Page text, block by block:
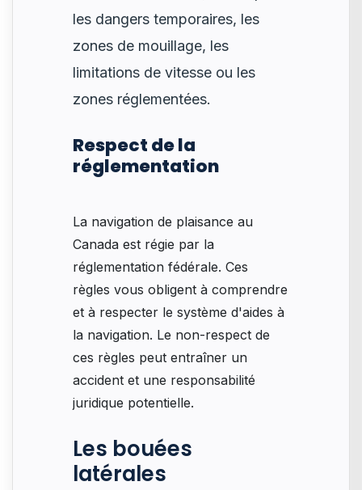
les dangers temporaires, les
zones de mouillage, les
limitations de vitesse ou les
zones réglementées.
Respect de la
réglementation
La navigation de plaisance au
Canada est régie par la
réglementation fédérale. Ces
règles vous obligent à comprendre
et à respecter le système d'aides à
la navigation. Le non-respect de
ces règles peut entraîner un
accident et une responsabilité
juridique potentielle.
Les bouées
latérales